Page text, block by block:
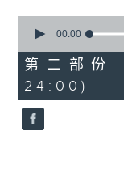
seconds
56
minutes,
9
seconds
00:00
第二部
24:00)